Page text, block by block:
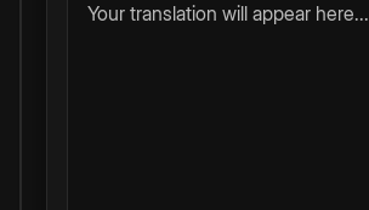
Your translation will appear here...